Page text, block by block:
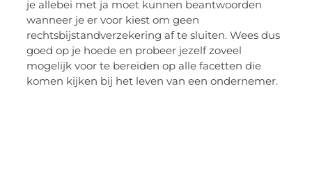
je allebei met ja moet kunnen beantwoorden
wanneer je er voor kiest om geen
rechtsbijstandverzekering af te sluiten. Wees dus
goed op je hoede en probeer jezelf zoveel
mogelijk voor te bereiden op alle facetten die
komen kijken bij het leven van een ondernemer.